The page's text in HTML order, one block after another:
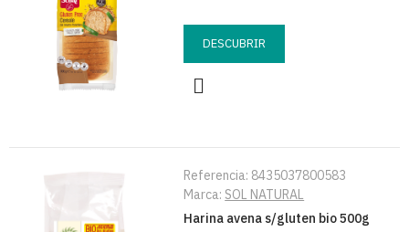
DESCUBRIR
Referencia: 8435037800583
Marca: SOL NATURAL
Harina avena s/gluten bio 500g